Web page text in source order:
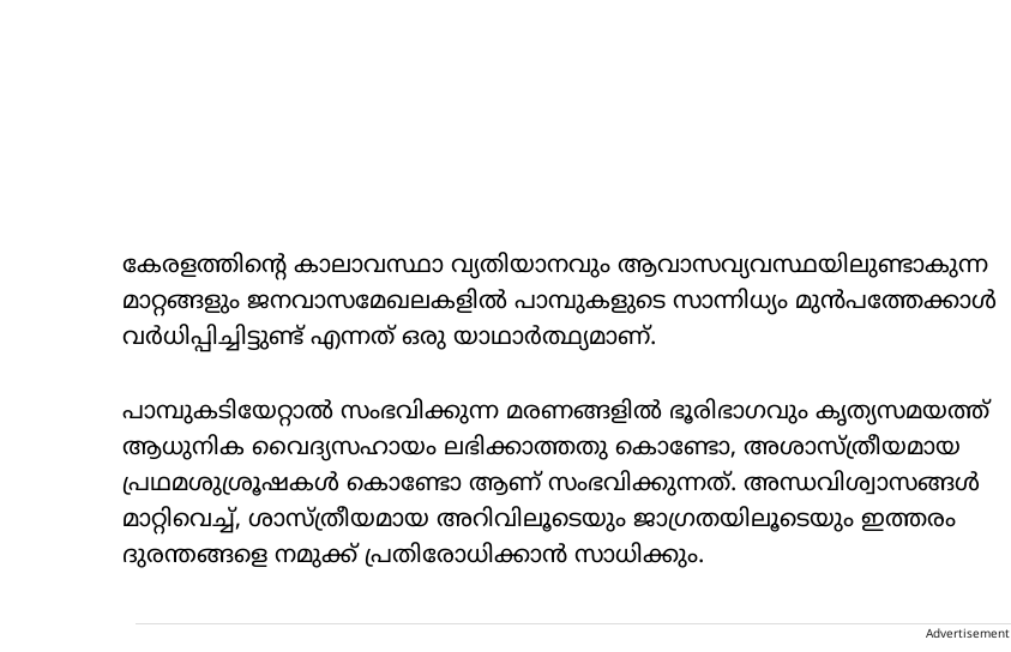
കേരളത്തിൻ്റെ കാലാവസ്ഥാ വ്യതിയാനവും ആവാസവ്യവസ്ഥയിലുണ്ടാകുന്ന
മാറ്റങ്ങളും ജനവാസമേഖലകളിൽ പാമ്പുകളുടെ സാന്നിധ്യം മുൻപത്തേക്കാൾ
വർധിപ്പിച്ചിട്ടുണ്ട് എന്നത് ഒരു യാഥാർത്ഥ്യമാണ്.
പാമ്പുകടിയേറ്റാൽ സംഭവിക്കുന്ന മരണങ്ങളിൽ ഭൂരിഭാഗവും കൃത്യസമയത്ത്
ആധുനിക വൈദ്യസഹായം ലഭിക്കാത്തതു കൊണ്ടോ, അശാസ്ത്രീയമായ
പ്രഥമശുശ്രൂഷകൾ കൊണ്ടോ ആണ് സംഭവിക്കുന്നത്. അന്ധവിശ്വാസങ്ങൾ
മാറ്റിവെച്ച്, ശാസ്ത്രീയമായ അറിവിലൂടെയും ജാഗ്രതയിലൂടെയും ഇത്തരം
ദുരന്തങ്ങളെ നമുക്ക് പ്രതിരോധിക്കാൻ സാധിക്കും.
Advertisement